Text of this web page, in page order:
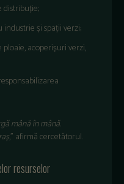
distribuție;
industrieșispațiiverzi;
ploaie,acoperișuriverzi,
mânăînmână.
,” afirmăcercetătorul.
resurselor